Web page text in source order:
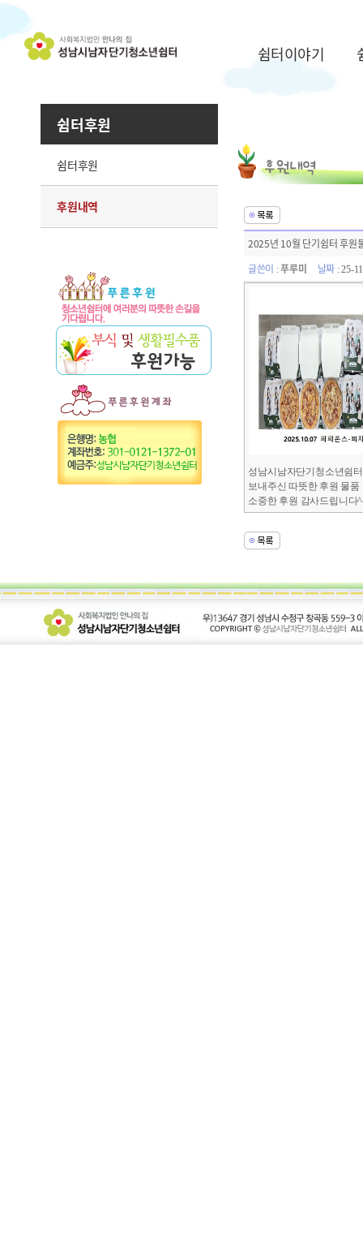
쉼터이야기
쉼터후원
쉼터후원
후원내역
2025년 10월 단기쉼터 후원
글쓴이 :푸루미 날짜 : 25-
성남시남자단기청소년쉼
보내주신 따뜻한 후원 물
소중한 후원 감사드립니다